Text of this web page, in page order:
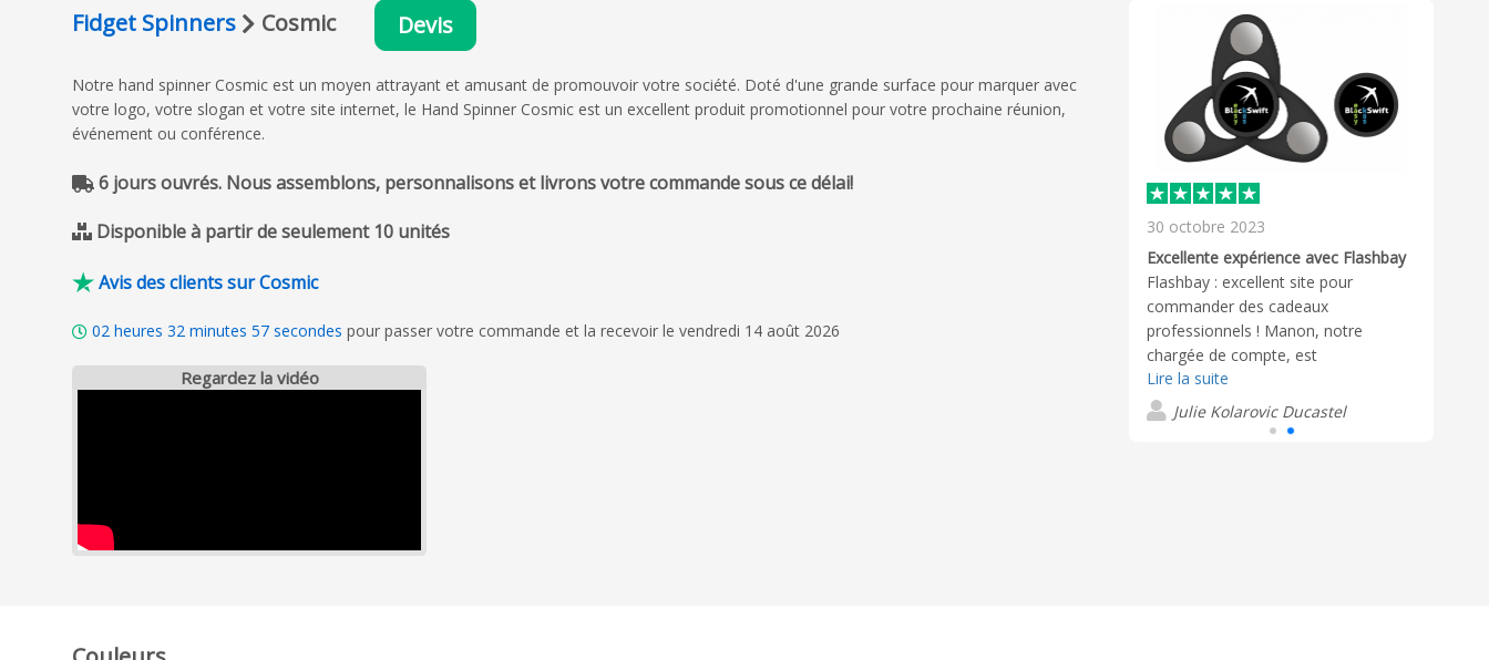
Fidget Spinners Cosmic Devis
Notre hand spinner Cosmic est un moyen attrayant et amusant de promouvoir votre société. Doté d'une grande surface pour marquer avec
votre logo, votre slogan et votre site internet, le Hand Spinner Cosmic est un excellent produit promotionnel pour votre prochaine réunion,
événement ou conférence.
6 jours ouvrés. Nous assemblons, personnalisons et livrons votre commande sous ce délai!
Disponible à partir de seulement 10 unités
Avis des clients sur Cosmic
02 heures 32 minutes 55 secondes pour passer votre commande et la recevoir le vendredi 14 août 2026
Regardez la vidéo
30 octobre 2023
Excellente expérience avec Flashbay
Flashbay : excellent site pour
commander des cadeaux
professionnels ! Manon, notre
chargée de compte, est
extrêmement efficace, réactive et
enjouée, un véritable bonheur
d'échanger avec elle ! Le travail des
Lire la suite
Julie Kolarovic Ducastel